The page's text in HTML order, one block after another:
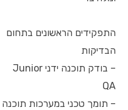
התפקידים הראשונים בתחום
הבדיקות
– בודק תוכנה ידני Junior
QA
– תומך טכני במערכות תוכנה